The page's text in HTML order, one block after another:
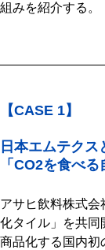
組みを紹介する。
【CASE 1】
日本エムテク
「CO2を食べ
アサヒ飲料株式
化タイル」を共同
商品化する国内初